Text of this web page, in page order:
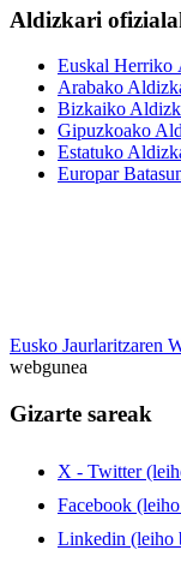
Aldizkari
Euskal Herriko
Arabako
Bizkaiko
Gipuzkoako
Estatuko
Europar
Eusko Jaurlaritzaren
webgunea
Gizarte sareak
X - Twitter
Facebook
Linkedin (leiho